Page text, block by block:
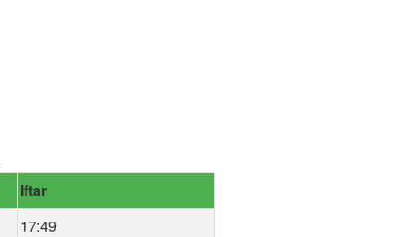
Iftar
17:49